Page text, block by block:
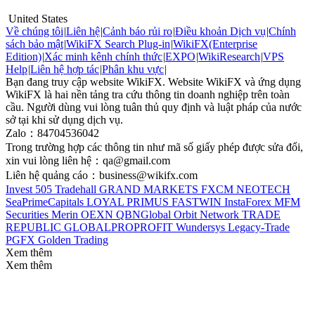
United States
Về chúng tôi|Liên hệ|Cảnh báo rủi ro|Điều khoản Dịch vụ|Chính
sách bảo mật|WikiFX Search Plug-in|WikiFX(Enterprise
Edition)|Xác minh kênh chính thức|EXPO|WikiResearch|VPS
Help|Liên hệ hợp tác|Phân khu vực|
Bạn đang truy cập website WikiFX. Website WikiFX và ứng dụng
WikiFX là hai nền tảng tra cứu thông tin doanh nghiệp trên toàn
cầu. Người dùng vui lòng tuân thủ quy định và luật pháp của nước
sở tại khi sử dụng dịch vụ.
Zalo：84704536042
Trong trường hợp các thông tin như mã số giấy phép được sửa đổi,
xin vui lòng liên hệ：qa@gmail.com
Liên hệ quảng cáo：business@wikifx.com
Invest 505 Tradehall GRAND MARKETS FXCM NEOTECH
SeaPrimeCapitals LOYAL PRIMUS FASTWIN InstaForex MFM
Securities Merin OEXN QBNGlobal Orbit Network TRADE
REPUBLIC GLOBALPROPROFIT Wundersys Legacy-Trade
PGFX Golden Trading
Xem thêm
Xem thêm